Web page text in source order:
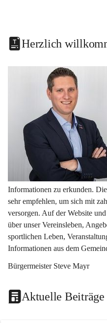
Herzlich
Informationen zu erkunden.
sehr empfehlen, um sich mit
versorgen. Auf der Website
über unser Vereinsleben,
sportlichen Leben,
Informationen aus dem
Bürgermeister Steve Mayr
Aktuelle Beiträge